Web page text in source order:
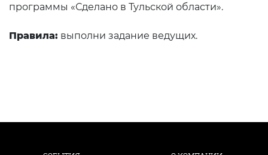
программы «Сделано в Тульской области».
Правила: выполни задание ведущих.